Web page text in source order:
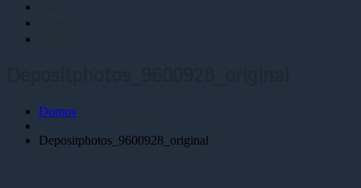
Domov
Depositphotos_9600928_original